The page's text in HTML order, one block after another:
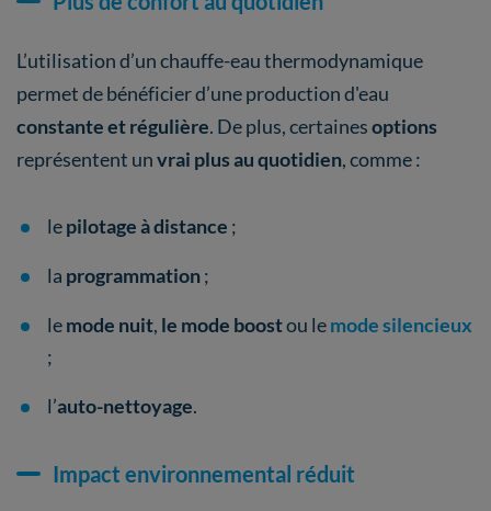
L’utilisation d’un chauffe-eau thermodynamique
permet de bénéficier d’une production d'eau
constante et régulière. De plus, certainesoptions
représentent unvrai plus au quotidien, comme :
lepilotage à distance ;
la programmation;
lemode nuit, le mode boostou lemode silencieux
;
l’auto-nettoyage.
Impact environnemental réduit